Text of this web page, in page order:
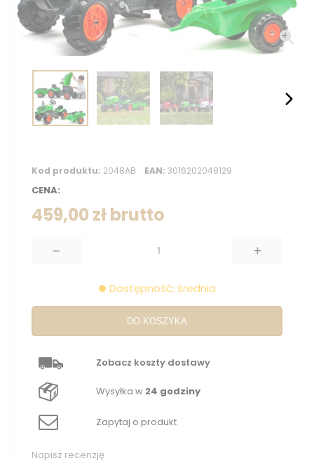
Kod produktu: 2048AB EAN: 3016202048129
CENA:
459,00 złbrutto
Dostępność: średnia
DO KOSZYKA
Zobacz koszty dostawy
Wysyłka w 24 godziny
Zapytaj o produkt
Napisz recenzję